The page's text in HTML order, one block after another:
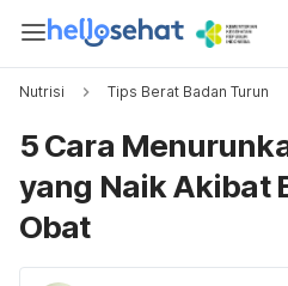
Nutrisi Tips Berat Badan Turun
5 Cara
yang Naik Akibat
Obat